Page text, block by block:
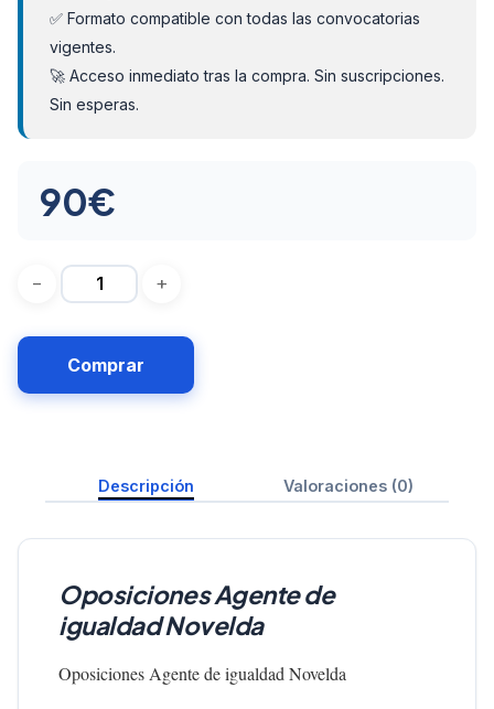
✅ Formato compatible con todas las convocatorias
vigentes.
🚀 Acceso inmediato tras la compra. Sin suscripciones.
Sin esperas.
90€
Comprar
Descripción Valoraciones (0)
Oposiciones Agente de
igualdad Novelda
Oposiciones Agente de igualdad Novelda